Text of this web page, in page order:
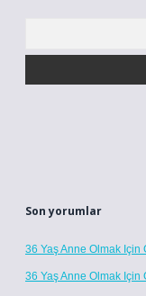
Son yorumlar
36 Yaş Anne Olmak Için
36 Yaş Anne Olmak Için